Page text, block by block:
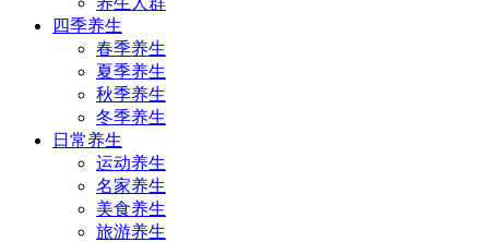
四季养生
春季养生
夏季养生
秋季养生
冬季养生
日常养生
运动养生
名家养生
美食养生
旅游养生